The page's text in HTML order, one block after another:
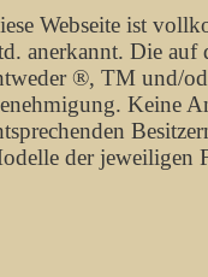
Webseite ist
anerkannt. Die auf
®, TM und/
Keine
der jeweiligen